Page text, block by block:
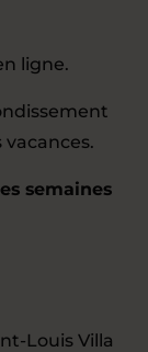
ligne.
semaines
Louis Villa